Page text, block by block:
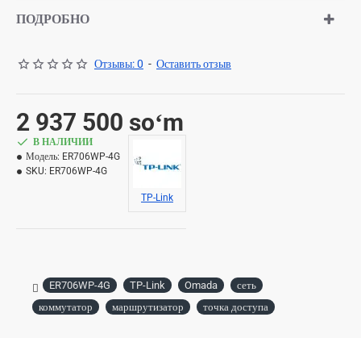
ПОДРОБНО
Отзывы: 0 - Оставить отзыв
2 937 500 soʻm
В НАЛИЧИИ
Модель: ER706WP-4G
SKU: ER706WP-4G
TP-Link
ER706WP-4G TP-Link Omada
сеть
коммутатор
маршрутизатор точка доступа